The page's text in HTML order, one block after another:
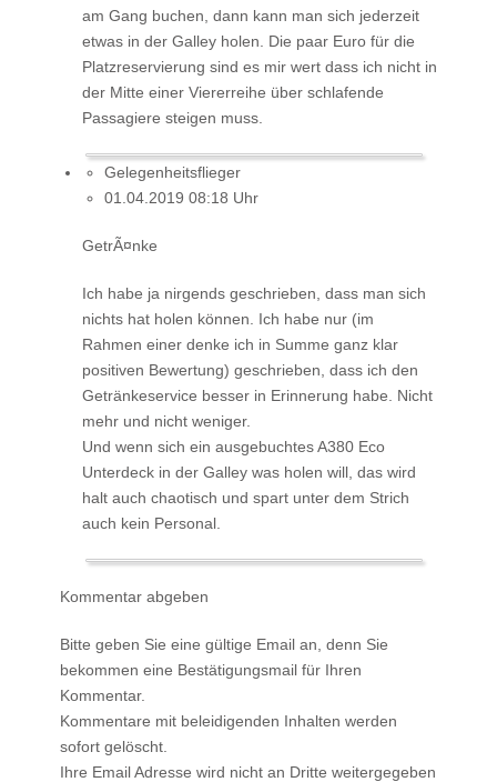
am Gang buchen, dann kann man sich jederzeit
etwas in der Galley holen. Die paar Euro für die
Platzreservierung sind es mir wert dass ich nicht in
der Mitte einer Viererreihe über schlafende
Passagiere steigen muss.
Gelegenheitsflieger
01.04.2019 08:18 Uhr
GetrÃ¤nke
Ich habe ja nirgends geschrieben, dass man sich
nichts hat holen können. Ich habe nur (im
Rahmen einer denke ich in Summe ganz klar
positiven Bewertung) geschrieben, dass ich den
Getränkeservice besser in Erinnerung habe. Nicht
mehr und nicht weniger.
Und wenn sich ein ausgebuchtes A380 Eco
Unterdeck in der Galley was holen will, das wird
halt auch chaotisch und spart unter dem Strich
auch kein Personal.
Kommentar abgeben
Bitte geben Sie eine gültige Email an, denn Sie
bekommen eine Bestätigungsmail für Ihren
Kommentar.
Kommentare mit beleidigenden Inhalten werden
sofort gelöscht.
Ihre Email Adresse wird nicht an Dritte weitergegeben